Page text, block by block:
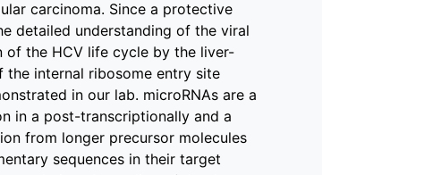
carcinoma. Since a protective
detailed understanding of the viral
of the HCV life cycle by the liver-
the internal ribosome entry site
in our lab. microRNAs are a
in a post-transcriptionally and a
from longer precursor molecules
sequences in their target